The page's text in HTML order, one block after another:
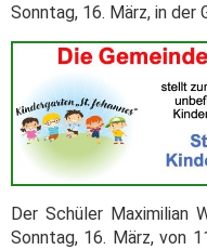
Sonntag, 16. März, in der
Der Schüler Maximilian
Sonntag, 16. März, von